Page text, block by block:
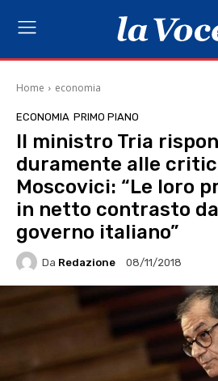
Home economia
ECONOMIA PRIMO PIANO
Il ministro Tria
duramente alle
Moscovici: “Le loro
in netto contrasto
governo italiano”
Da Redazione 08/11/2018